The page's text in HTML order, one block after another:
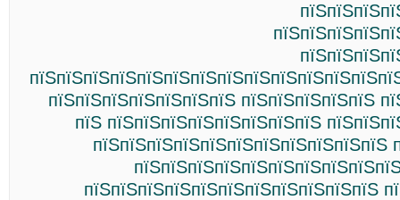
пїЅпїЅпїЅпїЅпїЅпїЅпїЅ пїЅпїЅпїЅпїЅпїЅ
пїЅ пїЅпїЅпїЅпїЅпїЅпїЅпїЅпїЅ
пїЅпїЅпїЅпїЅпїЅпїЅпїЅпїЅпїЅпїЅпїЅ